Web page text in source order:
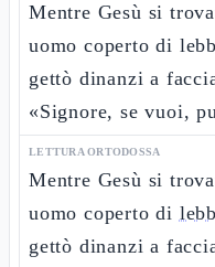
Mentre Gesù si
uomo coperto di
gettò dinanzi a
«Signore, se vuoi,
LETTURA ORTODOSSA
Mentre Gesù si
uomo coperto di
gettò dinanzi a